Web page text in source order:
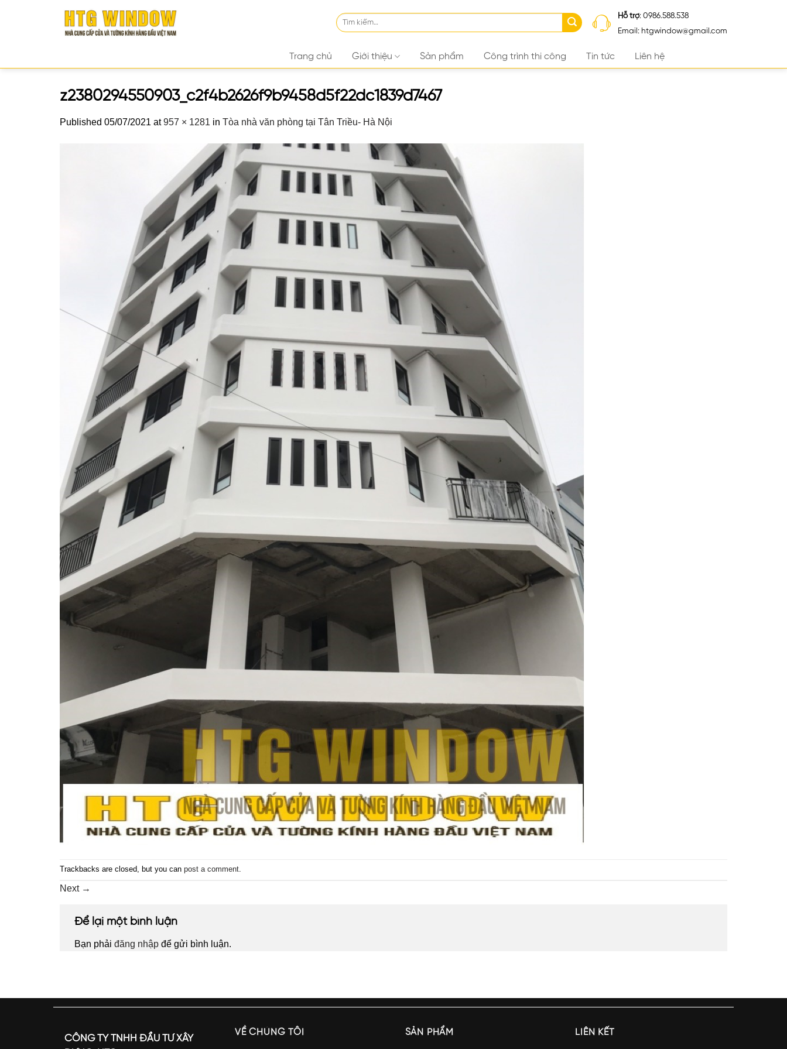
Tìm
kiếm:
Hỗ trợ: 0986.588.538
Email: htgwindow@gmail.com
Trang chủ Giới thiệu Sản phẩm Công trình thi công Tin tức Liên hệ
z2380294550903_c2f4b2626f9b9458d5f22dc1839d7467
Published 05/07/2021 at957 × 1281 in Tòa nhà văn phòng tại Tân Triều- Hà Nội
Trackbacks are closed, but you can post a comment.
Next →
Để lại một bình luận
Bạn phải đăng nhập để gửi bình luận.
CÔNG TY TNHH ĐẦU TƯ XÂY
VỀ CHÚNG TÔI SẢN PHẨM LIÊN KẾT